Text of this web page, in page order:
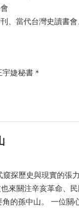
、當代台灣史讀書
婕秘書＊
探歷史與現實的張
來關注辛亥革命、
的孫中山。 一位關